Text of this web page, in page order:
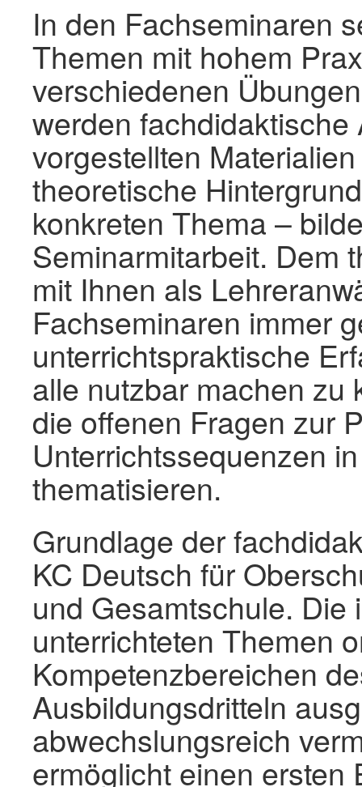
In den Fachseminaren
Themen mit hohem
verschiedenen
werden
vorgestellten
theoretische
konkreten Thema –
Seminarmitarbeit. Dem
mit Ihnen als
Fachseminaren immer
unterrichtspraktische
alle nutzbar machen zu
die offenen Fragen zur
Unterrichtssequenzen
thematisieren.
Grundlage der
KC Deutsch für
und Gesamtschule.
unterrichteten Themen
Kompetenzbereichen
Ausbildungsdritteln
abwechslungsreich
ermöglicht einen ersten